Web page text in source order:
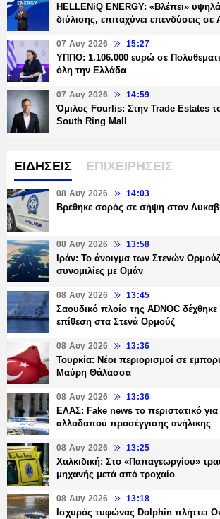
HELLENiQ ENERGY: «Βλέπει»
διύλισης, επιταχύνει επενδύσεις σε
07 Αυγ 2026 15:27
ΥΠΠΟ: 1.106.000 ευρώ σε
όλη την Ελλάδα
07 Αυγ 2026 14:59
Όμιλος Fourlis: Στην Trade Estates
South Ring Mall
ΕΙΔΗΣΕΙΣ ΕΠΙΧΕΙΡΗΣΕΙΣ
08 Αυγ 2026 14:03
Βρέθηκε σορός σε σήψη στον
08 Αυγ 2026 13:58
Ιράν: Το άνοιγμα των Στενών
συνομιλίες με Ομάν
08 Αυγ 2026 13:45
Σαουδικό πλοίο της ADNOC
επίθεση στα Στενά Ορμούζ
08 Αυγ 2026 13:36
Τουρκία: Νέοι περιορισμοί σε
Μαύρη Θάλασσα
08 Αυγ 2026 13:36
ΕΛΑΣ: Fake news το περιστατικό
αλλοδαπού προσέγγισης ανήλικης
08 Αυγ 2026 13:25
Χαλκιδική: Στο «Παπαγεωργίου»
μηχανής μετά από τροχαίο
08 Αυγ 2026 13:18
Ισχυρός τυφώνας Dolphin πλήττει